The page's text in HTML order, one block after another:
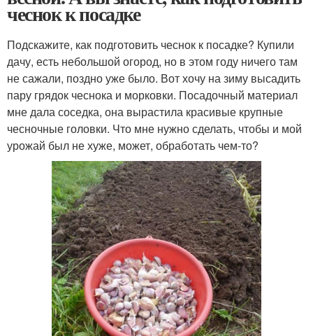
чеснок к посадке
Подскажите, как подготовить чеснок к посадке? Купили
дачу, есть небольшой огород, но в этом году ничего там
не сажали, поздно уже было. Вот хочу на зиму высадить
пару грядок чеснока и морковки. Посадочный материал
мне дала соседка, она вырастила красивые крупные
чесночные головки. Что мне нужно сделать, чтобы и мой
урожай был не хуже, может, обработать чем-то?